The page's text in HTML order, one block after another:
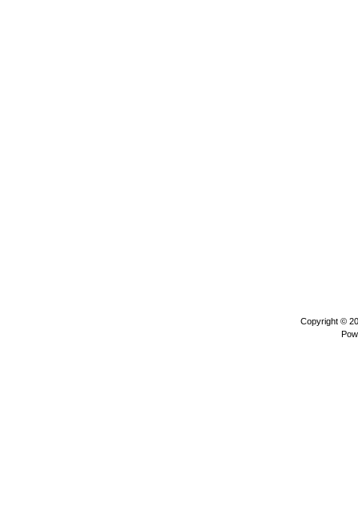
Copyright ©